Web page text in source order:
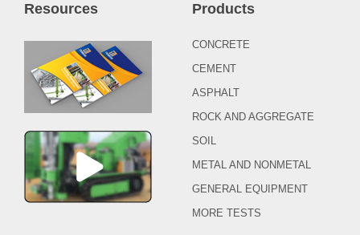
Resources Products
CONCRETE
CEMENT
ASPHALT
ROCK AND AGGREGATE
SOIL
METAL AND NONMETAL
GENERAL EQUIPMENT
MORE TESTS